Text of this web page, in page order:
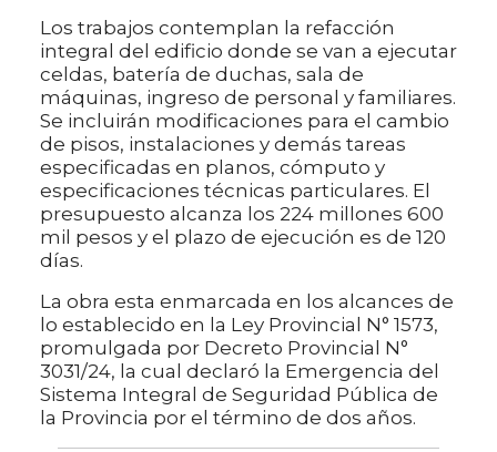
Los trabajos contemplan la refacción
integral del edificio donde se van a ejecutar
celdas, batería de duchas, sala de
máquinas, ingreso de personal y familiares.
Se incluirán modificaciones para el cambio
de pisos, instalaciones y demás tareas
especificadas en planos, cómputo y
especificaciones técnicas particulares. El
presupuesto alcanza los 224 millones 600
mil pesos y el plazo de ejecución es de 120
días.
La obra esta enmarcada en los alcances de
lo establecido en la Ley Provincial N° 1573,
promulgada por Decreto Provincial N°
3031/24, la cual declaró la Emergencia del
Sistema Integral de Seguridad Pública de
la Provincia por el término de dos años.